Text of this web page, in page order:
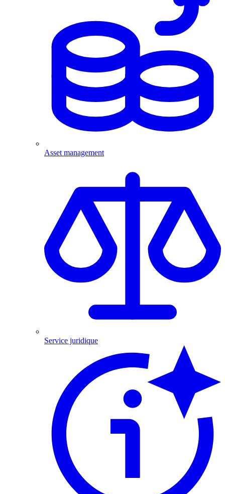
Asset management
Service juridique